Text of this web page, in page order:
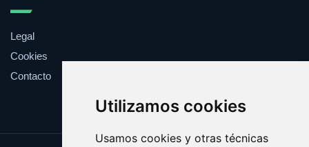
Utilizamos cookies
Usamos cookies y otras técnicas
Legal
Cookies
Contacto